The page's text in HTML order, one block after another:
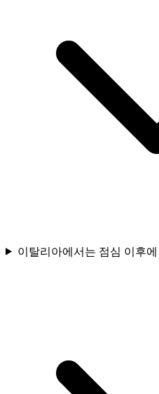
이탈리아에서는 점심 이후